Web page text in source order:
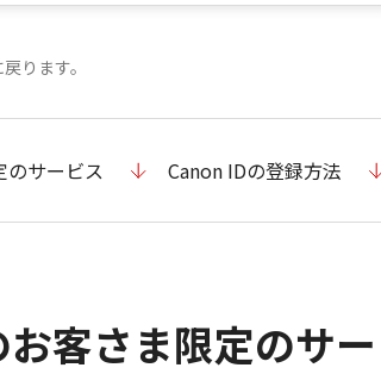
ります。
のサービス Canon IDの登録方法
客さま限定のサ